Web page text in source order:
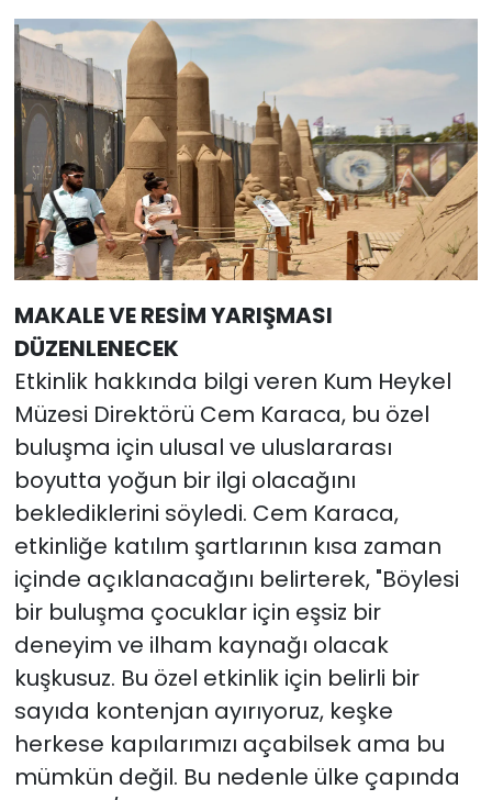
MAKALE VE RESİM YARIŞMASI
DÜZENLENECEK
Etkinlik hakkında bilgi veren Kum Heykel
Müzesi Direktörü Cem Karaca, bu özel
buluşma için ulusal ve uluslararası
boyutta yoğun bir ilgi olacağını
beklediklerini söyledi. Cem Karaca,
etkinliğe katılım şartlarının kısa zaman
içinde açıklanacağını belirterek, "Böylesi
bir buluşma çocuklar için eşsiz bir
deneyim ve ilham kaynağı olacak
kuşkusuz. Bu özel etkinlik için belirli bir
sayıda kontenjan ayırıyoruz, keşke
herkese kapılarımızı açabilsek ama bu
mümkün değil. Bu nedenle ülke çapında